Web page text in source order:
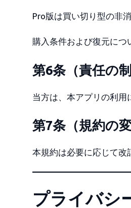
Pro版は買い切り型の非
購入条件および復元につ
第6条（責任の制
当方は、本アプリの利用
第7条（規約の変
本規約は必要に応じて改
プライバシ